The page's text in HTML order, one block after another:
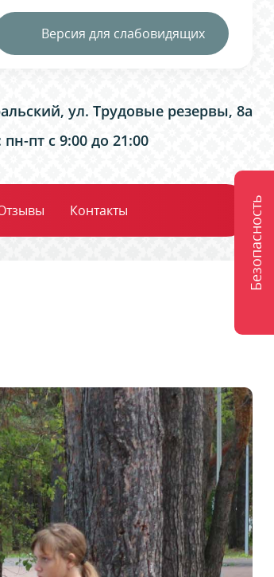
Версия для слабовидящих
ул. Трудовые резервы, 8а
пт с 9:00 до 21:00
Контакты Безопасность